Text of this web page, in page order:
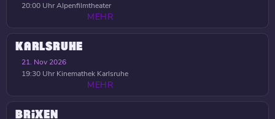
20:00 UhrAlpenfilmtheater
MEHR
KARLSRUHE
21. Nov 2026
19:30 Uhr Kinemathek Karlsruhe
MEHR
BRIXEN